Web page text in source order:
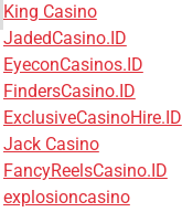
King Casino
JadedCasino.ID
EyeconCasinos.ID
FindersCasino.ID
ExclusiveCasinoHire.ID
Jack Casino
FancyReelsCasino.ID
explosioncasino